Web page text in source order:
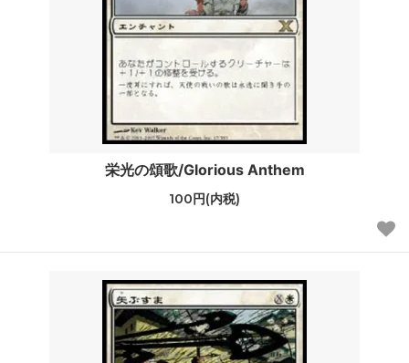
栄光の頌歌/Glorious Anthem
100円(内税)